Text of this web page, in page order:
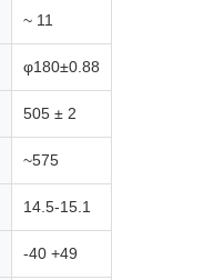
~ 11
φ180±0.88
505 ± 2
~575
14.5-15.1
-40 +49